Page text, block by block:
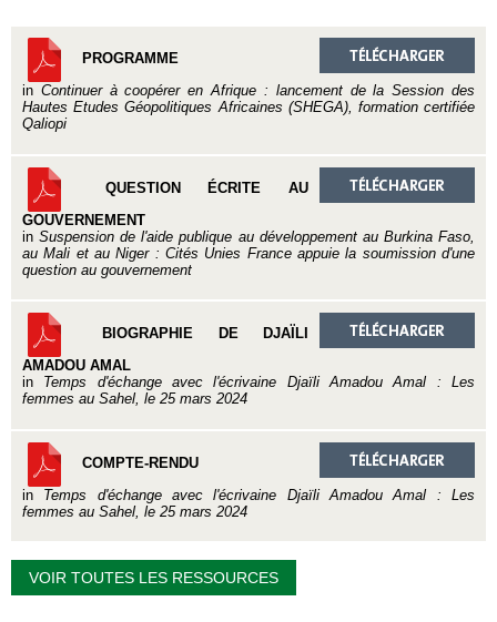
PROGRAMME
in Continuer à coopérer en Afrique : lancement de la Session des
Hautes Etudes Géopolitiques Africaines (SHEGA), formation certifiée
Qaliopi
QUESTION ÉCRITE AU
GOUVERNEMENT
inSuspension de l'aide publique au développement au Burkina Faso,
au Mali et au Niger : Cités Unies France appuie la soumission d'une
question au gouvernement
BIOGRAPHIE DE DJAÏLI
AMADOU AMAL
in Temps d'échange avec l'écrivaine Djaïli Amadou Amal : Les
femmes au Sahel, le 25 mars 2024
COMPTE-RENDU
in Temps d'échange avec l'écrivaine Djaïli Amadou Amal : Les
femmes au Sahel, le 25 mars 2024
VOIR TOUTES LES RESSOURCES